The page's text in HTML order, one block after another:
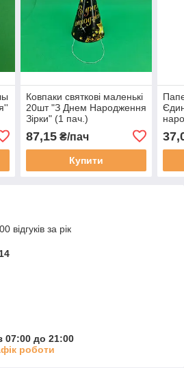
Ковпаки святкові маленькі
20шт "З Днем Народження
Зірки" (1 пач.)
87,15₴/пач
Купити
відгуків за рік
07:00 до 21:00
роботи